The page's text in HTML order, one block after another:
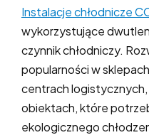
Instalacje chłodnicze
wykorzystujące
czynnik chłodniczy.
popularności w
centrach logistycznych,
obiektach, które
ekologicznego